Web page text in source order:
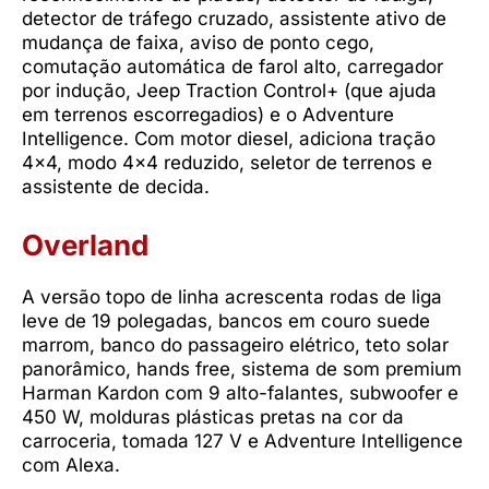
detector de tráfego cruzado, assistente ativo de
mudança de faixa, aviso de ponto cego,
comutação automática de farol alto, carregador
por indução, Jeep Traction Control+ (que ajuda
em terrenos escorregadios) e o Adventure
Intelligence. Com motor diesel, adiciona tração
4×4, modo 4×4 reduzido, seletor de terrenos e
assistente de decida.
Overland
A versão topo de linha acrescenta rodas de liga
leve de 19 polegadas, bancos em couro suede
marrom, banco do passageiro elétrico, teto solar
panorâmico, hands free, sistema de som premium
Harman Kardon com 9 alto-falantes, subwoofer e
450 W, molduras plásticas pretas na cor da
carroceria, tomada 127 V e Adventure Intelligence
com Alexa.